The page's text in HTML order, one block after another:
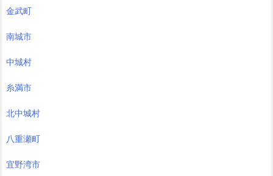
金武町
南城市
中城村
糸満市
北中城村
八重瀬町
宜野湾市